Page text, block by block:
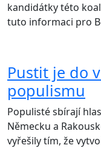
kandidátky této
tuto informaci pro
Pustit je do
populismu
Populisté sbírají
Německu a
vyřešily tím, že